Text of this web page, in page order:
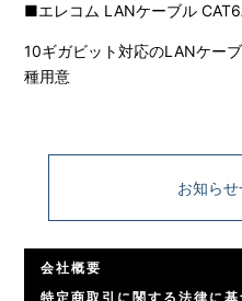
■エレコム LANケーブル
10ギガビット対応のLANケー
種用意
お知ら
会社概要
特定商取引に関する法律に基